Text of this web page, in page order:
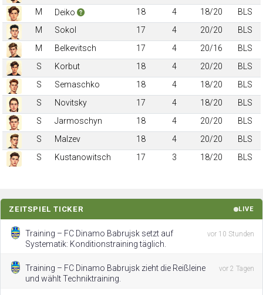
M
Deiko 18 4 18/20
BLS
M
Sokol 17 4 20/20
BLS
M
Belkevitsch 17 4 20/16
BLS
S
Korbut 18 4 20/20
BLS
S
Semaschko 18 4 18/20
BLS
S
Novitsky 17 4 18/20
BLS
S
Jarmoschyn 18 4 20/20
BLS
S
Malzev 18 4 20/20
BLS
S
Kustanowitsch 17 3 18/20 BLS
ZEITSPIEL TICKER LIVE
Training – FC Dinamo Babrujsk setzt auf
Systematik: Konditionstraining täglich.
vor 10 Stunden
Training – FC Dinamo Babrujsk zieht die Reißleine
und wählt Techniktraining.
vor 2 Tagen